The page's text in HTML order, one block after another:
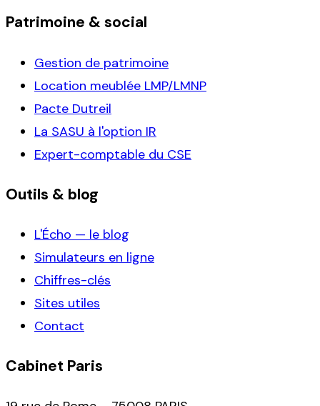
Patrimoine & social
Gestion de patrimoine
Location meublée LMP/LMNP
Pacte Dutreil
La SASU à l'option IR
Expert-comptable du CSE
Outils & blog
L'Écho — le blog
Simulateurs en ligne
Chiffres-clés
Sites utiles
Contact
Cabinet Paris